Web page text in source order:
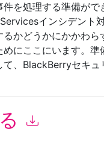
を処理する準備がで
インシデント
るかどうかにかかわ
にここにいます。準
、BlackBerryセキ